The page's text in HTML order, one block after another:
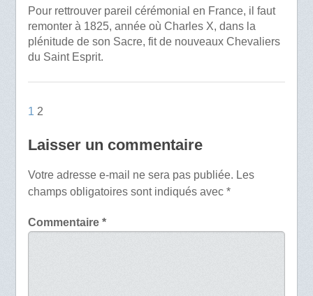
Pour rettrouver pareil cérémonial en France, il faut
remonter à 1825, année où Charles X, dans la
plénitude de son Sacre, fit de nouveaux Chevaliers
du Saint Esprit.
1 2
Laisser un commentaire
Votre adresse e-mail ne sera pas publiée. Les
champs obligatoires sont indiqués avec *
Commentaire *